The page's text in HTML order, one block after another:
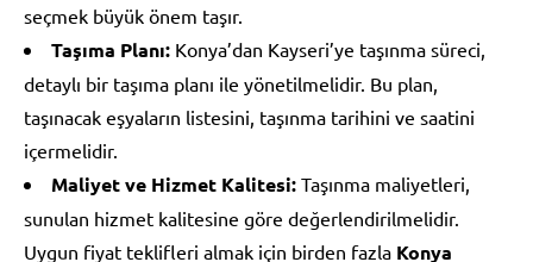
seçmek büyük önem taşır.
Taşıma Planı: Konya’dan Kayseri’ye taşınma süreci,
detaylı bir taşıma planı ile yönetilmelidir. Bu plan,
taşınacak eşyaların listesini, taşınma tarihini ve saatini
içermelidir.
Maliyet ve Hizmet Kalitesi: Taşınma maliyetleri,
sunulan hizmet kalitesine göre değerlendirilmelidir.
Uygun fiyat teklifleri almak için birden fazla Konya